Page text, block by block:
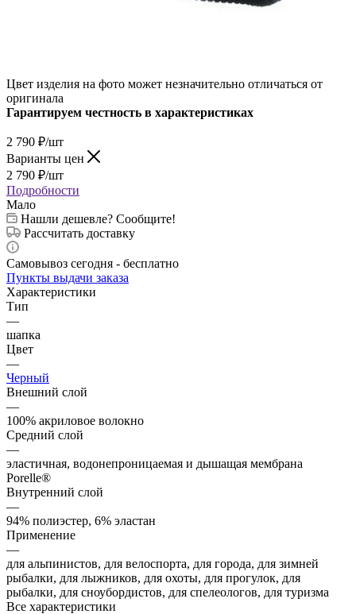
Цвет изделия на фото может незначительно отличаться от
оригинала
Гарантируем честность в характеристиках
2 790 ₽/шт
Варианты цен
2 790 ₽/шт
Подробности
Мало
Нашли дешевле? Сообщите!
Рассчитать доставку
Самовывоз сегодня - бесплатно
Пункты выдачи заказа
Характеристики
Тип
—
шапка
Цвет
—
Черный
Внешний слой
—
100% акриловое волокно
Средний слой
—
эластичная, водонепроницаемая и дышащая мембрана
Porelle®
Внутренний слой
—
94% полиэстер, 6% эластан
Применение
—
для альпинистов, для велоспорта, для города, для зимней
рыбалки, для лыжников, для охоты, для прогулок, для
рыбалки, для сноубордистов, для спелеологов, для туризма
Все характеристики